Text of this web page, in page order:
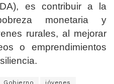
es contribuir a la
monetaria y
rurales, al mejorar
o emprendimientos
Gobierno jóvenes